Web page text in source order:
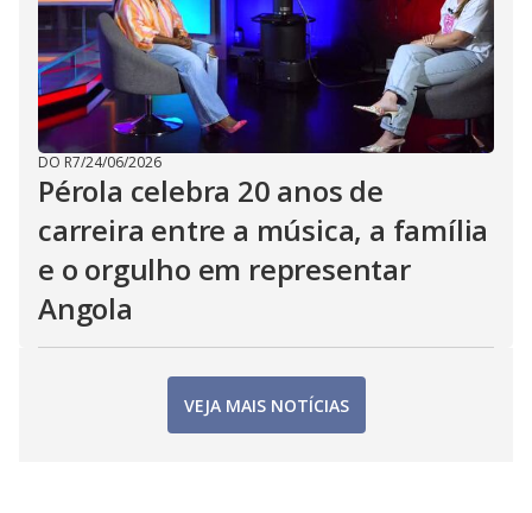
DO R7/24/06/2026
Pérola celebra 20 anos de
carreira entre a música, a família
e o orgulho em representar
Angola
VEJA MAIS NOTÍCIAS